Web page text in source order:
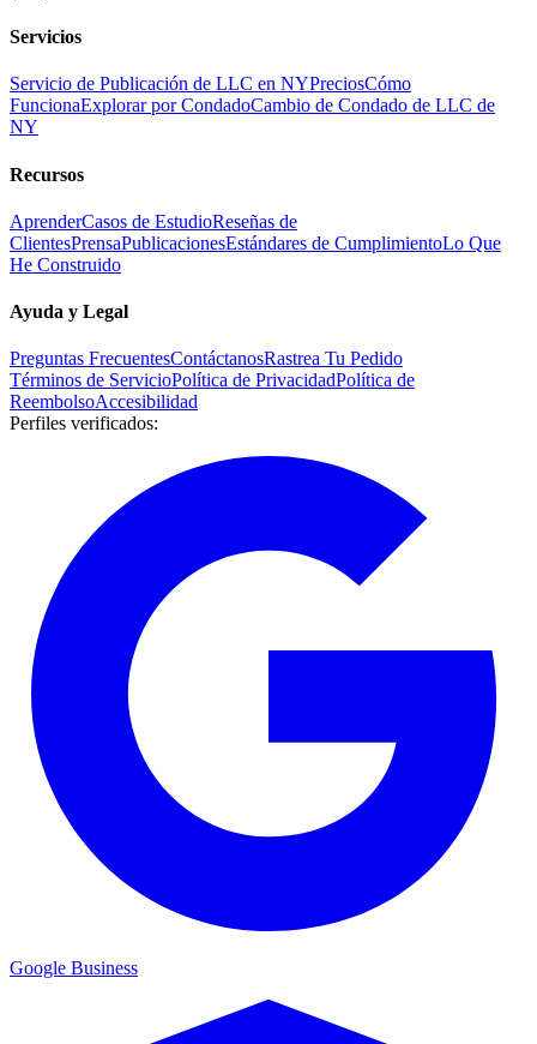
Servicios
Servicio de Publicación de LLC en NYPreciosCómo
FuncionaExplorar por CondadoCambio de Condado de LLC de
NY
Recursos
AprenderCasos de EstudioReseñas de
ClientesPrensaPublicacionesEstándares de CumplimientoLo Que
He Construido
Ayuda y Legal
Preguntas FrecuentesContáctanosRastrea Tu Pedido
Términos de ServicioPolítica de PrivacidadPolítica de
ReembolsoAccesibilidad
Perfiles verificados:
Google Business